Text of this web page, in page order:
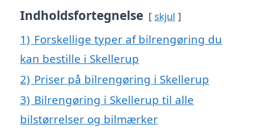
Indholdsfortegnelse skjul
1) Forskellige typer af bilrengøring du
kan bestille i Skellerup
2) Priser på bilrengøring i Skellerup
3) Bilrengøring i Skellerup til alle
bilstørrelser og bilmærker